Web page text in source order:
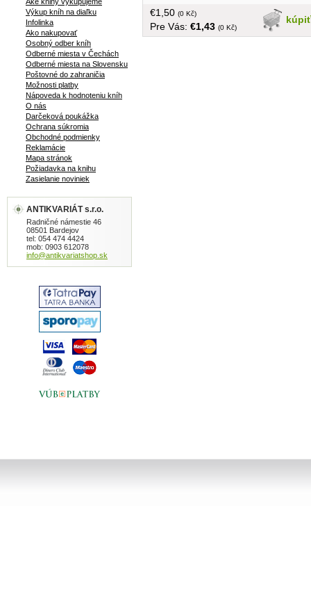
kúpiť
€1,50 (0 Kč)
Pre Vás: €1,43 (0 Kč)
Výkup kníh na diaľku
Infolinka
Ako nakupovať
Osobný odber kníh
Odberné miesta v Čechách
Odberné miesta na Slovensku
Poštovné do zahraničia
Možnosti platby
Nápoveda k hodnoteniu kníh
O nás
Darčeková poukážka
Ochrana súkromia
Obchodné podmienky
Reklamácie
Mapa stránok
Požiadavka na knihu
Zasielanie noviniek
ANTIKVARIÁT s.r.o.
Radničné námestie 46
08501 Bardejov
tel: 054 474 4424
mob: 0903 612078
info@antikvariatshop.sk